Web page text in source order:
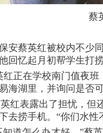
蔡
蔡英红被校内不少同
回忆起月初帮学生打
在学校南门值夜班
海湖里，并询问是否
表露出了担忧，但
去捞手机。“你们水